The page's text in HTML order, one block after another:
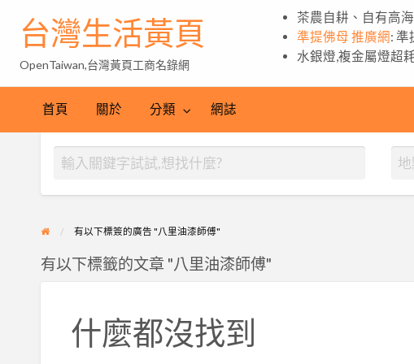
台灣生活黃頁
OpenTaiwan,台灣黃頁工商名錄網
茶農自耕、自有高
準提佛母 推廣網: 準
水銀燈,複金屬燈超
首頁 關於 分類 網誌
有以下標簽的廣告 "八里油漆師傅"
有以下標籤的文章 "八里油漆師傅"
什麼都沒找到